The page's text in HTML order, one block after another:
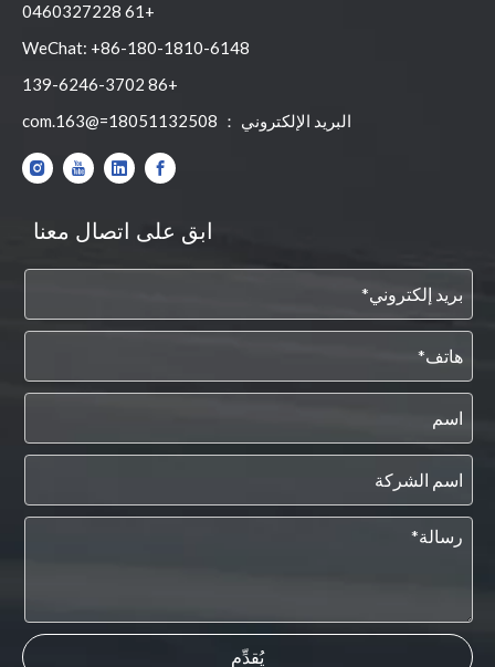
+61 0460327228
WeChat: +86-180-1810-6148
+86 139-6246-3702
البريد الإلكتروني ： 18051132508=@163.com
ابق على اتصال معنا
يُقدِّم